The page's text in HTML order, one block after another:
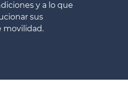
y a lo que
sus
movilidad.